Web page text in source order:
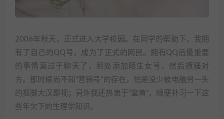
2006年秋天，正式进入大学校园。在同学的帮助下，我拥
有了自己的QQ号，成为了正式的网民。拥有QQ后最重要
的事情莫过于聊天了，到处添加陌生女号，然后撩骚对
方。那时候尚不知“营销号”的存在，怕是没少被电脑另一头
的抠脚大汉鄙视；另外我还热衷于“鉴黄”，顺便补习一下这
些年欠下的生理学知识。